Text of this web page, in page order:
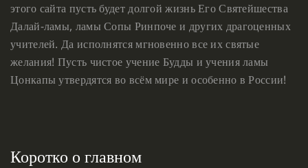
этого сайта пусть будет долгой жизнь Его Святейшества
Далай-ламы, ламы Сопы Ринпоче и других драгоценных
учителей. Да исполнятся мгновенно все их святые
желания! Пусть чистое учение Будды и учения ламы
Цонкапы утвердятся во всём мире и особенно в России!
Коротко о главном